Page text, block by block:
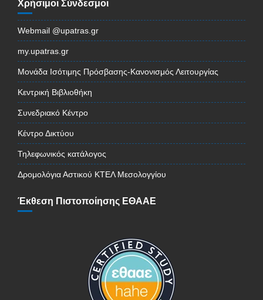
Χρήσιμοι Σύνδεσμοι
Webmail @upatras.gr
my.upatras.gr
Μονάδα Ισότιμης Πρόσβασης-Κανονισμός Λειτουργίας
Κεντρική Βιβλιοθήκη
Συνεδριακό Κέντρο
Κέντρο Δικτύου
Τηλεφωνικός κατάλογος
Δρομολόγια Αστικού ΚΤΕΛ Μεσολογγίου
Έκθεση Πιστοποίησης ΕΘΑΑΕ